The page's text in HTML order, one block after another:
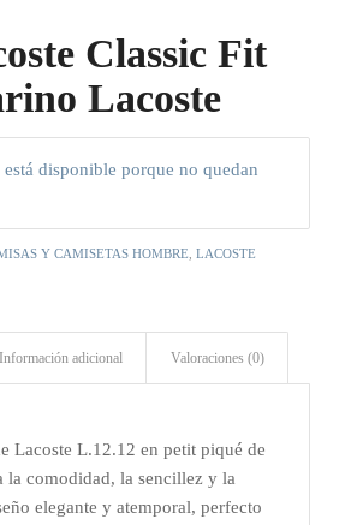
Classic Fit
Lacoste
disponible porque no quedan
Y CAMISETAS HOMBRE LACOSTE
Información adicional Valoraciones (0)
Lacoste L.12.12 en petit piqué de
la comodidad, la sencillez y la
elegante y atemporal, perfecto